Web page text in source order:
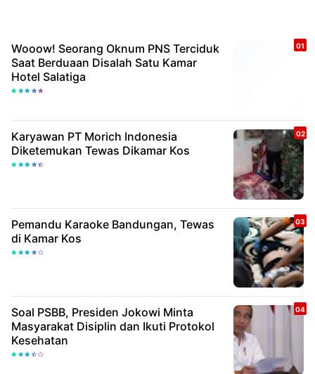
Wooow! Seorang Oknum PNS Terciduk
Saat Berduaan Disalah Satu Kamar
Hotel Salatiga
Karyawan PT Morich Indonesia
Diketemukan Tewas Dikamar Kos
Pemandu Karaoke Bandungan, Tewas
di Kamar Kos
Soal PSBB, Presiden Jokowi Minta
Masyarakat Disiplin dan Ikuti Protokol
Kesehatan